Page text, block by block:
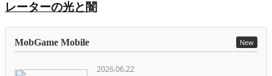
レーターの光と闇
MobGame Mobile New
2026.06.22